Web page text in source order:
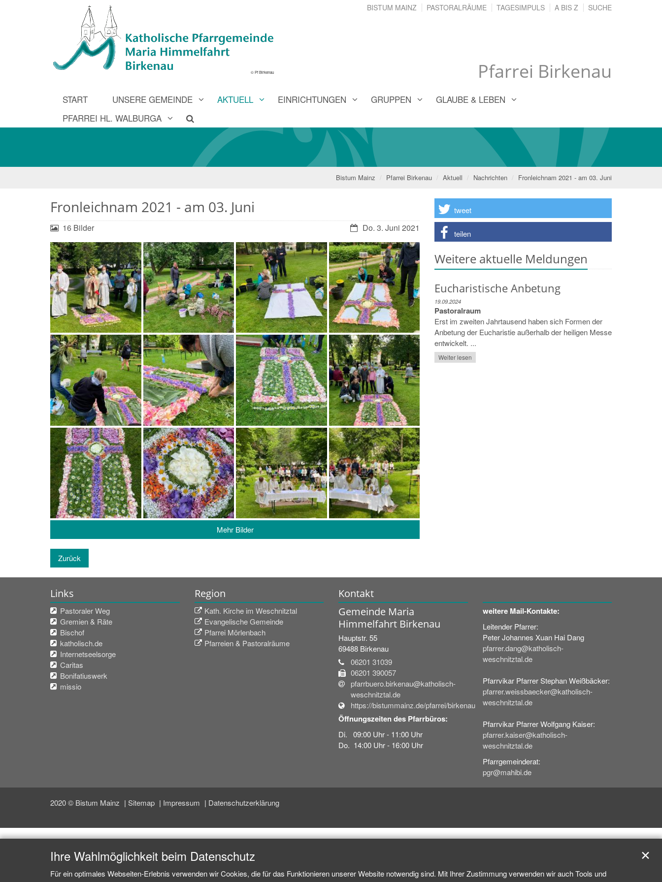
© Pf Birkenau Pfarrei Birkenau
BISTUM MAINZ PASTORALRÄUME TAGESIMPULS A BIS Z SUCHE
START UNSERE GEMEINDE AKTUELL EINRICHTUNGEN GRUPPEN
GLAUBE & LEBEN
PFARREI HL. WALBURGA
Bistum Mainz Pfarrei Birkenau Aktuell Nachrichten Fronleichnam 2021 - am 03. Juni
Fronleichnam 2021 - am 03. Juni
Do. 3. Juni 2021
16 Bilder
Mehr Bilder
Zurück
tweet
teilen
Weitere aktuelle Meldungen
Eucharistische Anbetung
19.09.2024
Pastoralraum
Erst im zweiten Jahrtausend haben sich Formen der
Anbetung der Eucharistie außerhalb der heiligen Messe
entwickelt. ...
Weiter lesen
Links
Pastoraler Weg
Gremien & Räte
Bischof
katholisch.de
Internetseelsorge
Caritas
Bonifatiuswerk
missio
Region
Kath. Kirche im Weschnitztal
Evangelische Gemeinde
Pfarrei Mörlenbach
Pfarreien & Pastoralräume
Kontakt
Gemeinde Maria
Himmelfahrt Birkenau
Hauptstr. 55
69488 Birkenau
06201 31039
06201 390057
pfarrbuero.birkenau@katholisch-
weschnitztal.de
https://bistummainz.de/pfarrei/birkenau
Öffnungszeiten des Pfarrbüros:
Di. 09:00 Uhr - 11:00 Uhr
Do. 14:00 Uhr - 16:00 Uhr
weitere Mail-Kontakte:
Leitender Pfarrer:
Peter Johannes Xuan Hai Dang
pfarrer.dang@katholisch-
weschnitztal.de
Pfarrvikar Pfarrer Stephan Weißbäcker:
pfarrer.weissbaecker@katholisch-
weschnitztal.de
Pfarrvikar Pfarrer Wolfgang Kaiser:
pfarrer.kaiser@katholisch-
weschnitztal.de
Pfarrgemeinderat:
pgr@mahibi.de
2020 © Bistum Mainz Sitemap Impressum Datenschutzerklärung
Ihre Wahlmöglichkeit beim Datenschutz
Für ein optimales Webseiten-Erlebnis verwenden wir Cookies, die für das Funktionieren unserer Website notwendig sind. Mit Ihrer Zustimmung verwenden wir auch Tools und
✕